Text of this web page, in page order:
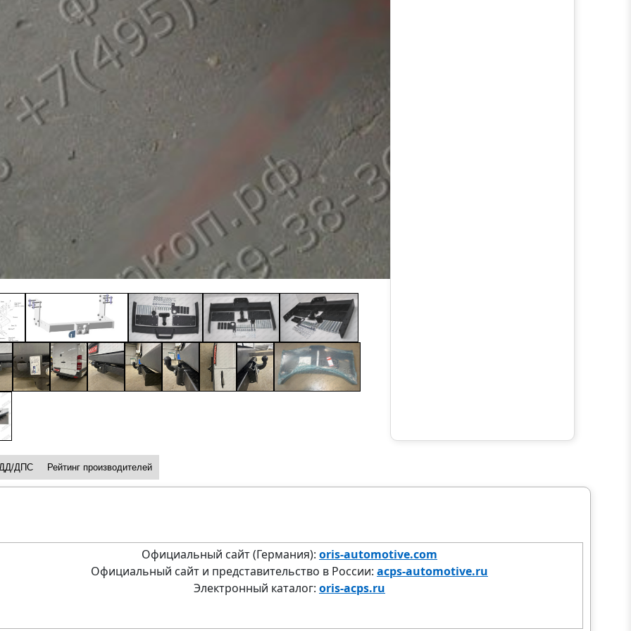
ДПС Рейтинг производителей
Официальный сайт (Германия): oris-automotive.com
Официальный сайт и представительство в России: acps-automotive.ru
Электронный каталог: oris-acps.ru